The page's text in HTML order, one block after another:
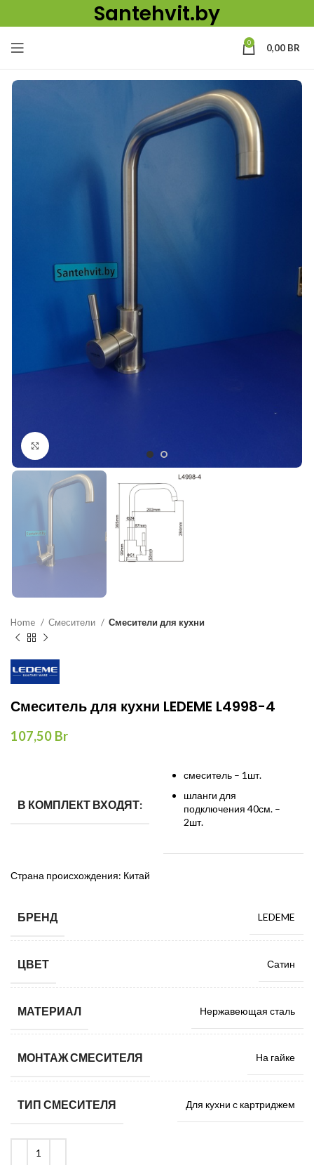
Santehvit.by
0 0,00 BR
Home Смесители Смесители для кухни
Смеситель для кухни LEDEME L4998-4
107,50 Br
В КОМПЛЕКТ ВХОДЯТ:
смеситель – 1шт.
шланги для
подключения 40см. –
2шт.
Страна происхождения: Китай
БРЕНД LEDEME
ЦВЕТ Сатин
МАТЕРИАЛ Нержавеющая сталь
МОНТАЖ СМЕСИТЕЛЯ На гайке
ТИП СМЕСИТЕЛЯ Для кухни с картриджем